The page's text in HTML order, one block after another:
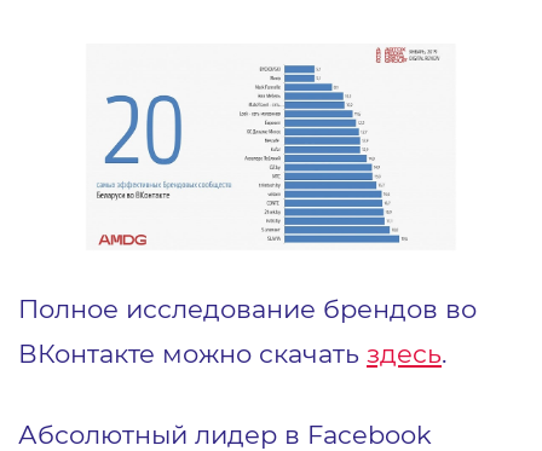
Полное исследование брендов во
ВКонтакте можно скачать здесь.
Абсолютный лидер в Facebook